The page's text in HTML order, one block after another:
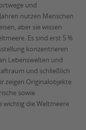
und
nutzen Menschen
aber sie wissen
Es sind erst 5 %
konzentrieren
Lebenswelten und
und schließlich
zeigen Originalobjekte
sowie
wichtig die Weltmeere